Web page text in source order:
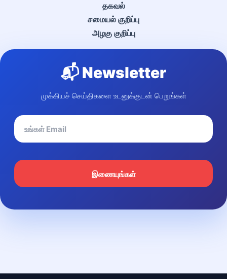
தகவல்
சமையல் குறிப்பு
அழகு குறிப்பு
📬 Newsletter
முக்கியச் செய்திகளை உடனுக்குடன் பெறுங்கள்
இணையுங்கள்